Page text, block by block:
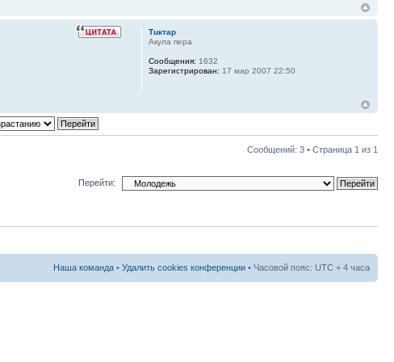
Тuктар
Акула пера
Сообщения: 1632
Зарегистрирован: 17 мар 2007 22:50
Сообщений: 3 • Страница 1 из 1
Перейти:
Наша команда • Удалить cookies конференции • Часовой пояс: UTC + 4 часа